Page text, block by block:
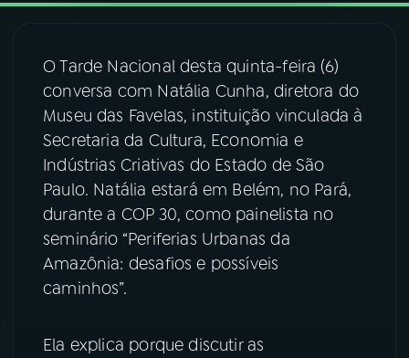
08FESTIVAL DE MÚSICA
ACOMPANHE A RÁDIO NACIONAL
YouTube Facebook
Instagram
O Tarde Nacional desta quinta-feira (6)
conversa com Natália Cunha, diretora do
Museu das Favelas, instituição vinculada à
Secretaria da Cultura, Economia e
Indústrias Criativas do Estado de São
Paulo. Natália estará em Belém, no Pará,
durante a COP 30, como painelista no
seminário “Periferias Urbanas da
Amazônia: desafios e possíveis
caminhos”.
Ela explica porque discutir as